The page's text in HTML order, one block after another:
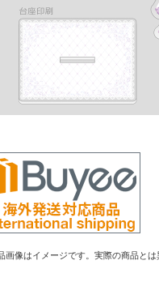
画像はイメージです。実際の商品と